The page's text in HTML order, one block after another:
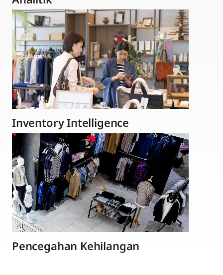
Inventory Intelligence
Pencegahan Kehilangan